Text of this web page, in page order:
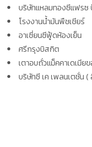
บริษัทแหลมทองซีแฟรซ
โรงงานน้ำมันพืชเชียร์
อาเซี่ยนซีฟู้ดห้องเย็น
ศรีกรุงบิสกิต
เตาอบถั่วแม็คคาเดเมี
บริษัทซี เค เพลนเตชั่น (